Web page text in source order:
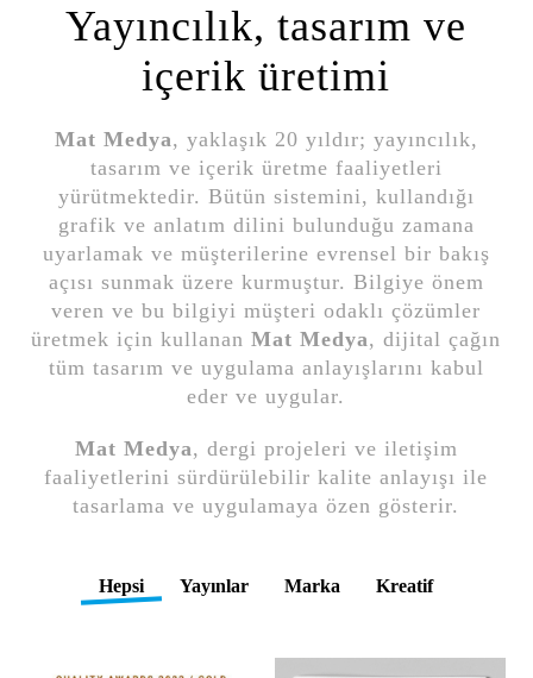
Yayıncılık, tasarım ve
içerik üretimi
Mat Medya, yaklaşık 20 yıldır; yayıncılık,
tasarım ve içerik üretme faaliyetleri
yürütmektedir. Bütün sistemini, kullandığı
grafik ve anlatım dilini bulunduğu zamana
uyarlamak ve müşterilerine evrensel bir bakış
açısı sunmak üzere kurmuştur. Bilgiye önem
veren ve bu bilgiyi müşteri odaklı çözümler
üretmek için kullananMat Medya, dijital çağın
tüm tasarım ve uygulama anlayışlarını kabul
eder ve uygular.
Mat Medya, dergi projeleri ve iletişim
faaliyetlerini sürdürülebilir kalite anlayışı ile
tasarlama ve uygulamaya özen gösterir.
Hepsi Yayınlar Marka Kreatif